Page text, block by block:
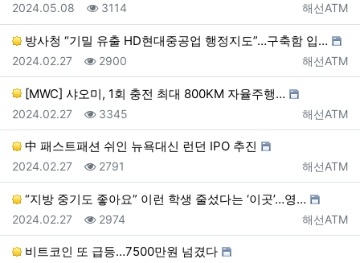
등록자
해선ATM
등록일
2024.05.08 조회
3114
방사청 “기밀 유출 HD현대중공업 행정지도”…구축함 입…
등록자
해선ATM
등록일
2024.02.27 조회
2900
[MWC] 샤오미, 1회 충전 최대 800KM 자율주행…
등록자
해선ATM
등록일
2024.02.27 조회
3345
中 패스트패션 쉬인 뉴욕대신 런던 IPO 추진
등록자
해선ATM
등록일
2024.02.27 조회
2791
“지방 중기도 좋아요” 이런 학생 줄섰다는 ‘이곳’…영…
등록자
해선ATM
등록일
2024.02.27 조회
2974
비트코인 또 급등…7500만원 넘겼다